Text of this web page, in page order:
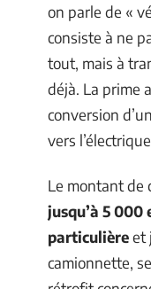
on parle de «
consiste à ne
tout, mais à
déjà. La prime
conversion
vers
Le montant de
jusqu’à 5 000
particulièreet
camionnette,